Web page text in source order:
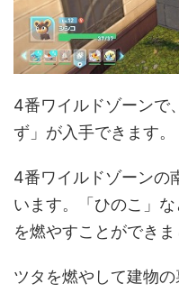
4番ワイルドゾーンで
ず」が入手できます。
4番ワイルドゾーンの
います。「ひのこ」
を燃やすことができま
ツタを燃やして建物